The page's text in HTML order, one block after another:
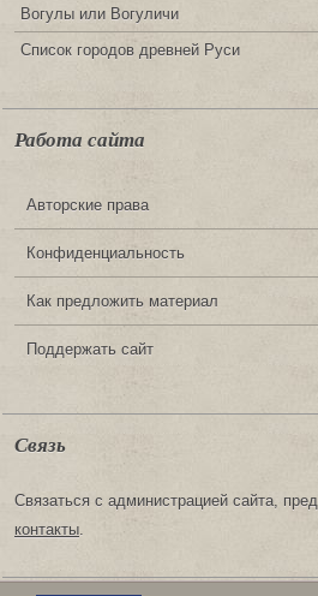
Вогулы или Вогуличи
Список городов древней Руси
Работа сайта
Авторские права
Конфиденциальность
Как предложить материал
Поддержать сайт
Связь
Связаться с администрацией сайта,
контакты